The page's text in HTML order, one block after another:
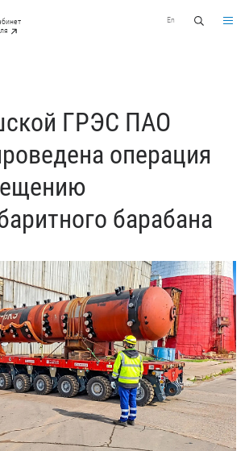
En
ГРЭС ПАО
операция
барабана